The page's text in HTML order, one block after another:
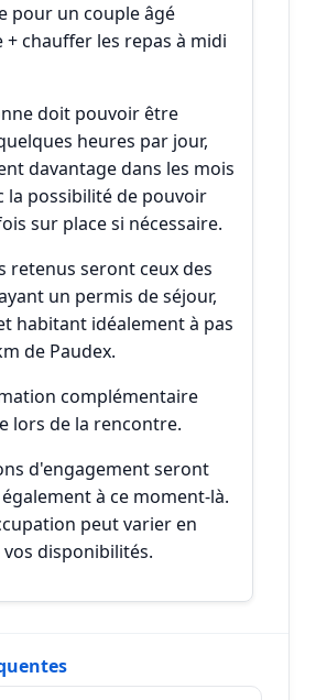
pour un couple âgé
+ chauffer les repas à midi
doit pouvoir être
heures par jour,
davantage dans les mois
la possibilité de pouvoir
sur place si nécessaire.
retenus seront ceux des
un permis de séjour,
habitant idéalement à pas
de Paudex.
complémentaire
lors de la rencontre.
d'engagement seront
à ce moment-là.
peut varier en
disponibilités.